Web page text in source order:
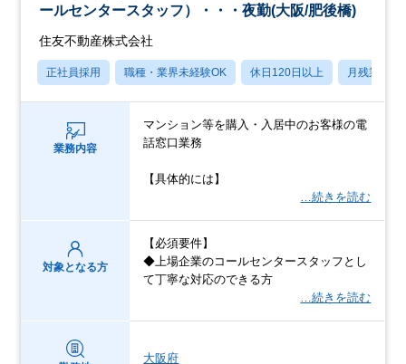
ールセンタースタッフ）・・・夜勤(大阪/肥後橋)
住友不動産株式会社
正社員採用 職種・業界未経験OK 休日120日以上 月残業20
業務内容
マンション等を購入・入居中のお客様の電
話窓口業務
【具体的には】
…続きを読む
対象となる方
【必須要件】
◆上場企業のコールセンタースタッフとし
て丁寧な対応のできる方
…続きを読む
大阪府